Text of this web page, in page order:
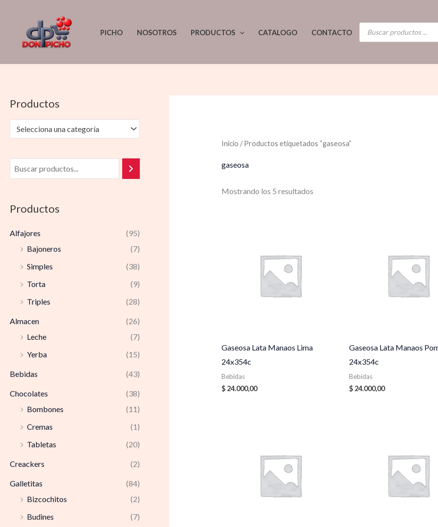
contenido
PICHO NOSOTROS PRODUCTOS CATALOGO CONTACTO
BÚSQUEDA
DE
PRODUCTOS
Productos
Selecciona una categoría
Productos
Alfajores
(95)
Bajoneros
(7)
Simples
(38)
Torta
(9)
Triples
(28)
Almacen
(26)
Leche
(7)
Yerba
(15)
Bebidas (43)
Chocolates
(38)
Bombones
(11)
Cremas
(1)
Tabletas
(20)
Creackers (2)
Galletitas
(84)
Bizcochitos
(2)
Budines
(7)
Inicio / Productos etiquetados “gaseosa”
gaseosa
Mostrando los 5 resultados
Gaseosa Lata Manaos Lima
24x354c
Bebidas
$24.000,00
Gaseosa Lata Manaos
24x354c
Bebidas
$ 24.000,00